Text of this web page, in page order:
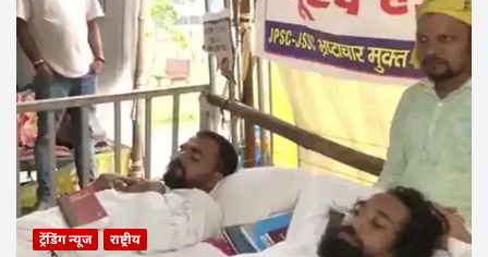
ट्रेंडिंग न्यूज राष्ट्रीय